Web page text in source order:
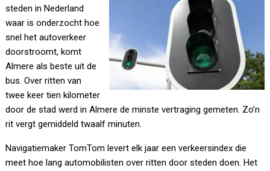
steden in Nederland
waar is onderzocht hoe
snel het autoverkeer
doorstroomt, komt
Almere als beste uit de
bus. Over ritten van
twee keer tien kilometer
door de stad werd in Almere de minste vertraging gemeten. Zo’n
rit vergt gemiddeld twaalf minuten.
Navigatiemaker TomTom levert elk jaar een verkeersindex die
meet hoe lang automobilisten over ritten door steden doen. Het